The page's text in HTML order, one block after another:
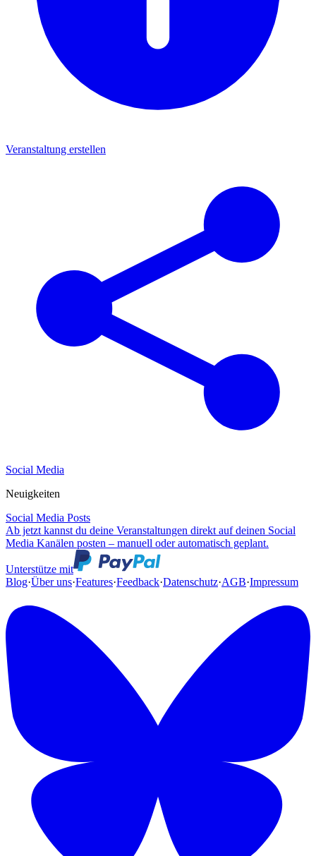
Veranstaltung erstellen
Social Media
Neuigkeiten
Social Media Posts
Ab jetzt kannst du deine Veranstaltungen direkt auf deinen Social
Media Kanälen posten – manuell oder automatisch geplant.
Unterstütze mit
Blog·Über uns·Features·Feedback·Datenschutz·AGB·Impressum